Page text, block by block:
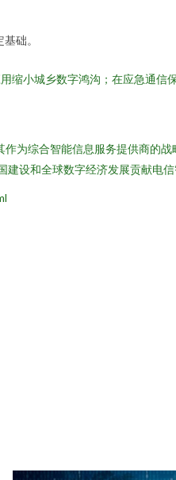
础。
缩小城乡数字鸿沟；在应急通信
为综合智能信息服务提供商的
设和全球数字经济发展贡献电信